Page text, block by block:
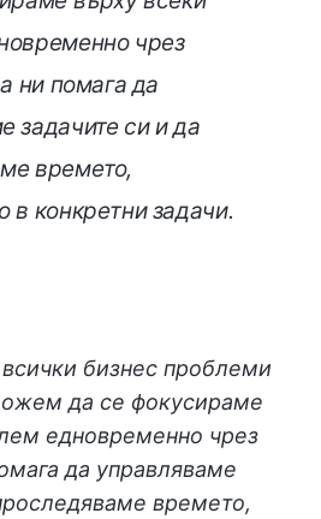
чрез
ни помага да
задачите си и да
времето,
в конкретни задачи.
бизнес проблеми
да се фокусираме
едновременно чрез
да управляваме
времето,